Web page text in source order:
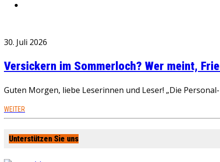
30. Juli 2026
Versickern im Sommerloch? Wer meint,
Guten Morgen, liebe Leserinnen und Leser! „Die
WEITER
Unterstützen Sie uns